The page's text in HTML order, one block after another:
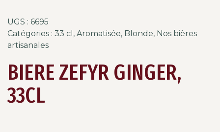
UGS : 6695
Catégories : 33 cl , Aromatisée, Blonde, Nos bières
artisanales
BIERE ZEFYR GINGER,
33CL